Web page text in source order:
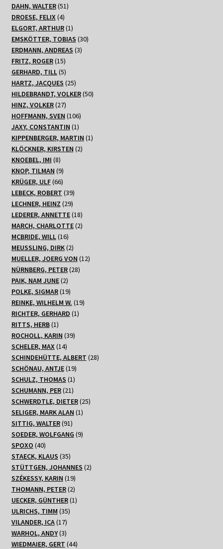
DAHN, WALTER 5151
DROESE, FELIX 44
Produkte
ELGORT, ARTHUR 11
Produkt
EMSKÖTTER, TOBIAS 3030
ERDMANN, ANDREAS 33
FRITZ, ROGER 1515
Produkte
GERHARD, TILL 55
Produkte
HARTZ, JACQUES 2525
Produkte
HILDEBRANDT, VOLKER 5050
HINZ, VOLKER 2727
Produkte
HOFFMANN, SVEN 106106
Produkte
JAXY, CONSTANTIN 11
Produkt
KIPPENBERGER, MARTIN 11
KLÖCKNER, KIRSTEN 22
KNOEBEL, IMI 88
Produkte
KNOP, TILMAN 99
Produkte
KRÜGER, ULF 6666
Produkte
LEBECK, ROBERT 3939
Produkte
LECHNER, HEINZ 2929
Produkte
LEDERER, ANNETTE 1818
Produkte
MARCH, CHARLOTTE 22
MCBRIDE, WILL 1616
Produkte
MEUSSLING, DIRK 22
Produkte
MUELLER, JOERG VON 1212
NÜRNBERG, PETER 2828
PAIK, NAM JUNE 22
Produkte
POLKE, SIGMAR 1919
Produkte
REINKE, WILHELM W. 1919
RICHTER, GERHARD 11
RITTS, HERB 11
Produkt
ROCHOLL, KARIN 3939
SCHELER, MAX 1414
Produkte
SCHINDEHÜTTE, ALBERT 2828
SCHÖNAU, ANTJE 1919
Produkte
SCHULZ, THOMAS 11
Produkt
SCHUMANN, PER 2121
Produkte
SCHWERDTLE, DIETER 2525
SELIGER, MARK ALAN 11
SITTIG, WALTER 9191
Produkte
SOEDER, WOLFGANG 99
SPOXO 4040
Produkte
STAECK, KLAUS 3535
Produkte
STÜTTGEN, JOHANNES 22
SZÉKESSY, KARIN 1919
Produkte
THOMANN, PETER 22
Produkte
UECKER, GÜNTHER 11
ULRICHS, TIMM 3535
VILANDER, ICA 1717
Produkte
WARHOL, ANDY 33
Produkte
WIEDMAIER, GERT 4444